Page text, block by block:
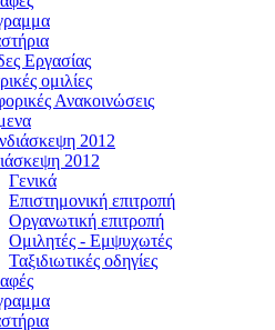
Εργασίας
ομιλίες
Ανακοινώσεις
2012
2012
Γενικά
Επιστημονική επιτροπή
Οργανωτική επιτροπή
Ομιλητές - Εμψυχωτές
Ταξιδιωτικές οδηγίες